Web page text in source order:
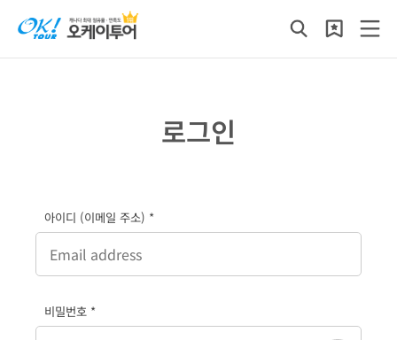
로그인
아이디 (이메일 주소) *
비밀번호 *